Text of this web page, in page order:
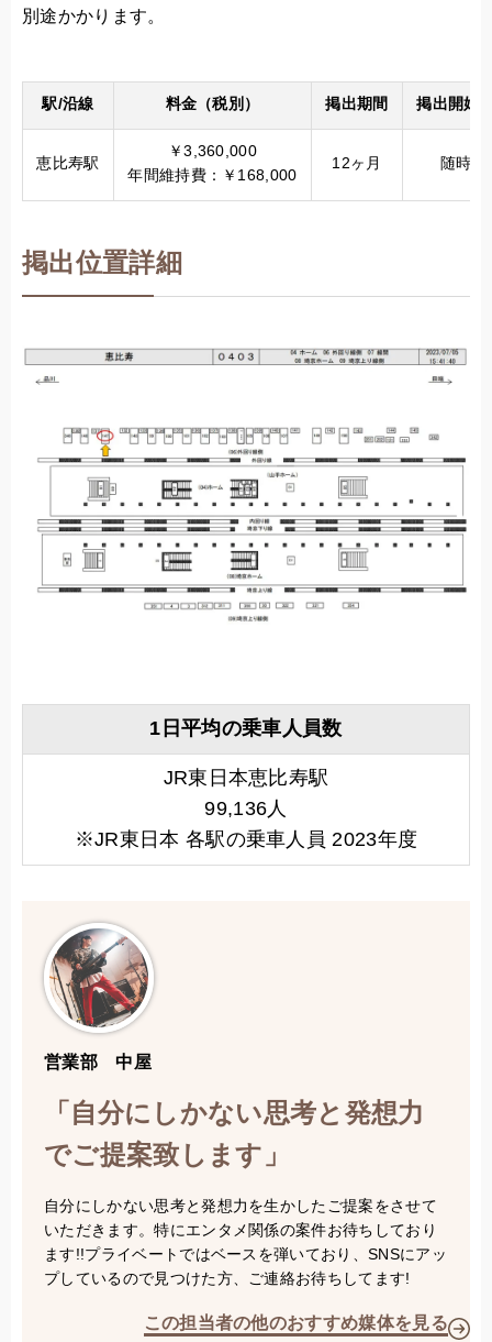
別途かかります。
駅/沿線 料金（税別） 掲出期間 掲出開始
恵比寿駅
￥3,360,000
年間維持費：￥168,000
12ヶ月 随時
掲出位置詳細
1日平均の乗車人員数
JR東日本恵比寿駅
99,136人
※JR東日本 各駅の乗車人員 2023年度
営業部 中屋
「自分にしかない思考と発想力
でご提案致します」
自分にしかない思考と発想力を生かしたご提案をさせて
いただきます。特にエンタメ関係の案件お待ちしており
ます!!プライベートではベースを弾いており、SNSにアッ
プしているので見つけた方、ご連絡お待ちしてます!
この担当者の他のおすすめ媒体を見る